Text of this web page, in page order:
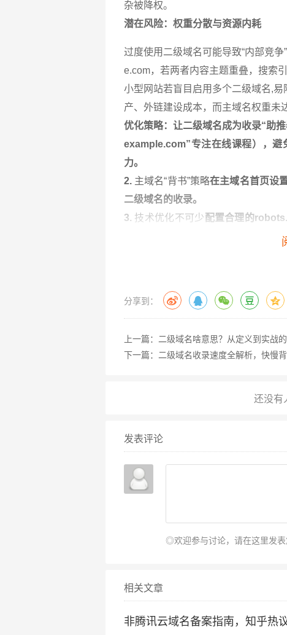
杂被降权。
潜在风险：权重分散与资源内耗
过度使用二级域名可能导致“内部竞
e.com，若两者内容主题重叠，搜索
小型网站若盲目启用多个二级域名,
产、外链建设成本，而主域名权重未
优化策略：让二级域名成为收录“助推
example.com”专注在线课程），避
力。
2. 主域名“背书”策略在主域名首页设
二级域名的收录。
3. 技术优化不可少配置合理的
用HTTPS协议提升安全性评分，间
避免“二级域名滥用”**：中小型网
二级域名对收录的影响并非简单“好”
架构、聚焦内容质量、善用主域权
若滥用或管理不当，则可能陷入“收
分享到：
上一篇：
二级域名啥意思？从定义到实战
下一篇：
二级域名收录速度全解析，快慢
发表评论
◎欢迎参与讨论，请在这里发表
相关文章
非腾讯云域名备案指南，知乎热